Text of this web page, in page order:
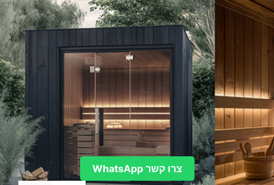
לדלג
לתוכן
צרו קשר WhatsApp